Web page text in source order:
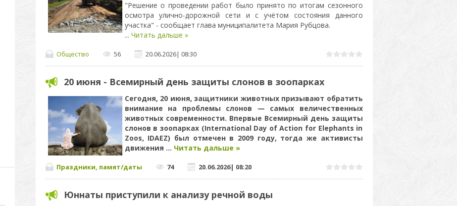
"Решение о проведении работ было принято по итогам сезонного
осмотра улично-дорожной сети и с учётом состояния данного
участка" - сообщает глава муниципалитета Мария Рубцова.
... Читать дальше »
Общество 56 20.06.2026| 08:30
20 июня - Всемирный день защиты слонов в зоопарках
Сегодня, 20 июня, защитники животных призывают обратить
внимание на проблемы слонов — самых величественных
животных современности. Впервые Всемирный день защиты
слонов в зоопарках (International Day of Action for Elephants in
Zoos, IDAEZ) был отмечен в 2009 году, тогда же активисты
движения ... Читать дальше »
Праздники, памят/даты 74 20.06.2026| 08:20
Юннаты приступили к анализу речной воды